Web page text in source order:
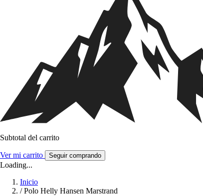
Subtotal del carrito
Ver mi carrito Seguir comprando
Loading...
Inicio
/ Polo Helly Hansen Marstrand